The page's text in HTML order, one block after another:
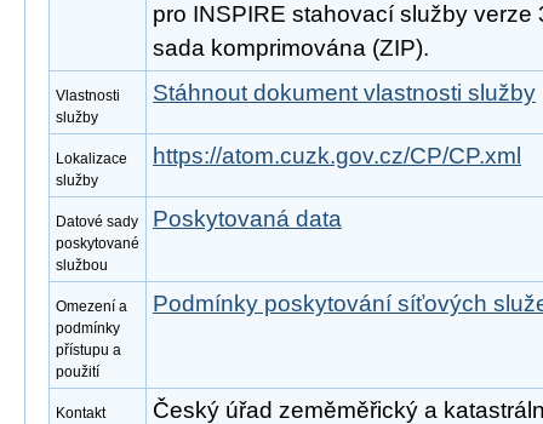
pro INSPIRE stahovací služby verze
sada komprimována (ZIP).
Vlastnosti
služby
Stáhnout dokument vlastnosti služby
Lokalizace
služby
https://atom.cuzk.gov.cz/CP/CP.xml
Datové sady
poskytované
službou
Poskytovaná data
Omezení a
podmínky
přístupu a
použití
Podmínky poskytování síťových
Kontakt
Český úřad zeměměřický a